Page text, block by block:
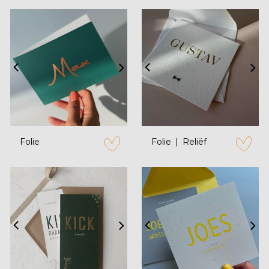
Folie
zet op verlanglijstje
Folie Reliëf
zet op